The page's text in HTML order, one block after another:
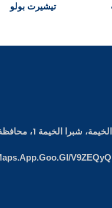
تيشيرت بولو
12 حرية، شبرا الخيمة،